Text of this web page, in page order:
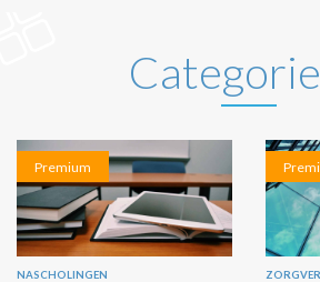
Premium
NASCHOLINGEN